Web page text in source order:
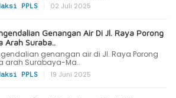
PPLS 02 Juli 2025
Genangan Air Di Jl. Raya Porong
Arah Suraba..
genangan air di Jl. Raya Porong
arah Surabaya-Ma..
PPLS 19 Juni 2025